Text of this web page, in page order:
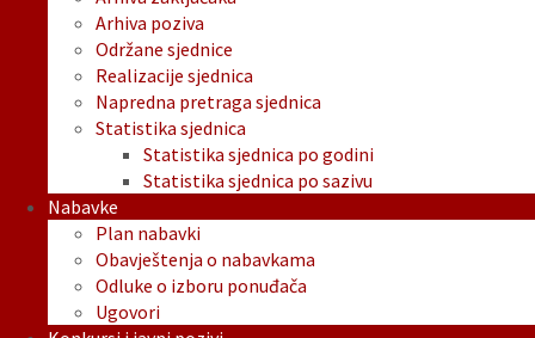
Arhiva poziva
Održane sjednice
Realizacije sjednica
Napredna pretraga sjednica
Statistika sjednica
Statistika sjednica po godini
Statistika sjednica po sazivu
Nabavke
Plan nabavki
Obavještenja o nabavkama
Odluke o izboru ponuđača
Ugovori